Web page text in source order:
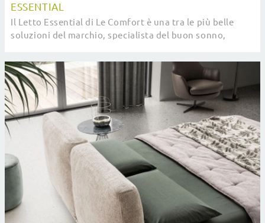
ESSENTIAL
Il Letto Essential di Le Comfort è una tra le più belle
soluzioni del marchio, specialista del buon sonno,